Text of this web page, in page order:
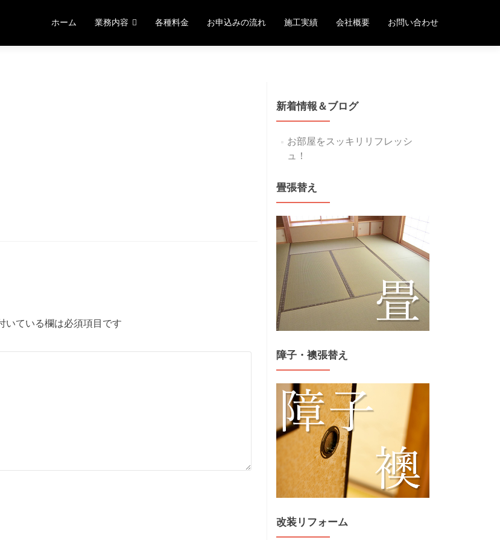
ン
ホーム 業務内容 各種料金 お申込みの流れ 施工実績 会社概要 お問い合わせ
いている欄は必須項目です
新着情報＆ブログ
お部屋をスッキリリフレッシ
ュ！
畳張替え
障子・襖張替え
改装リフォーム